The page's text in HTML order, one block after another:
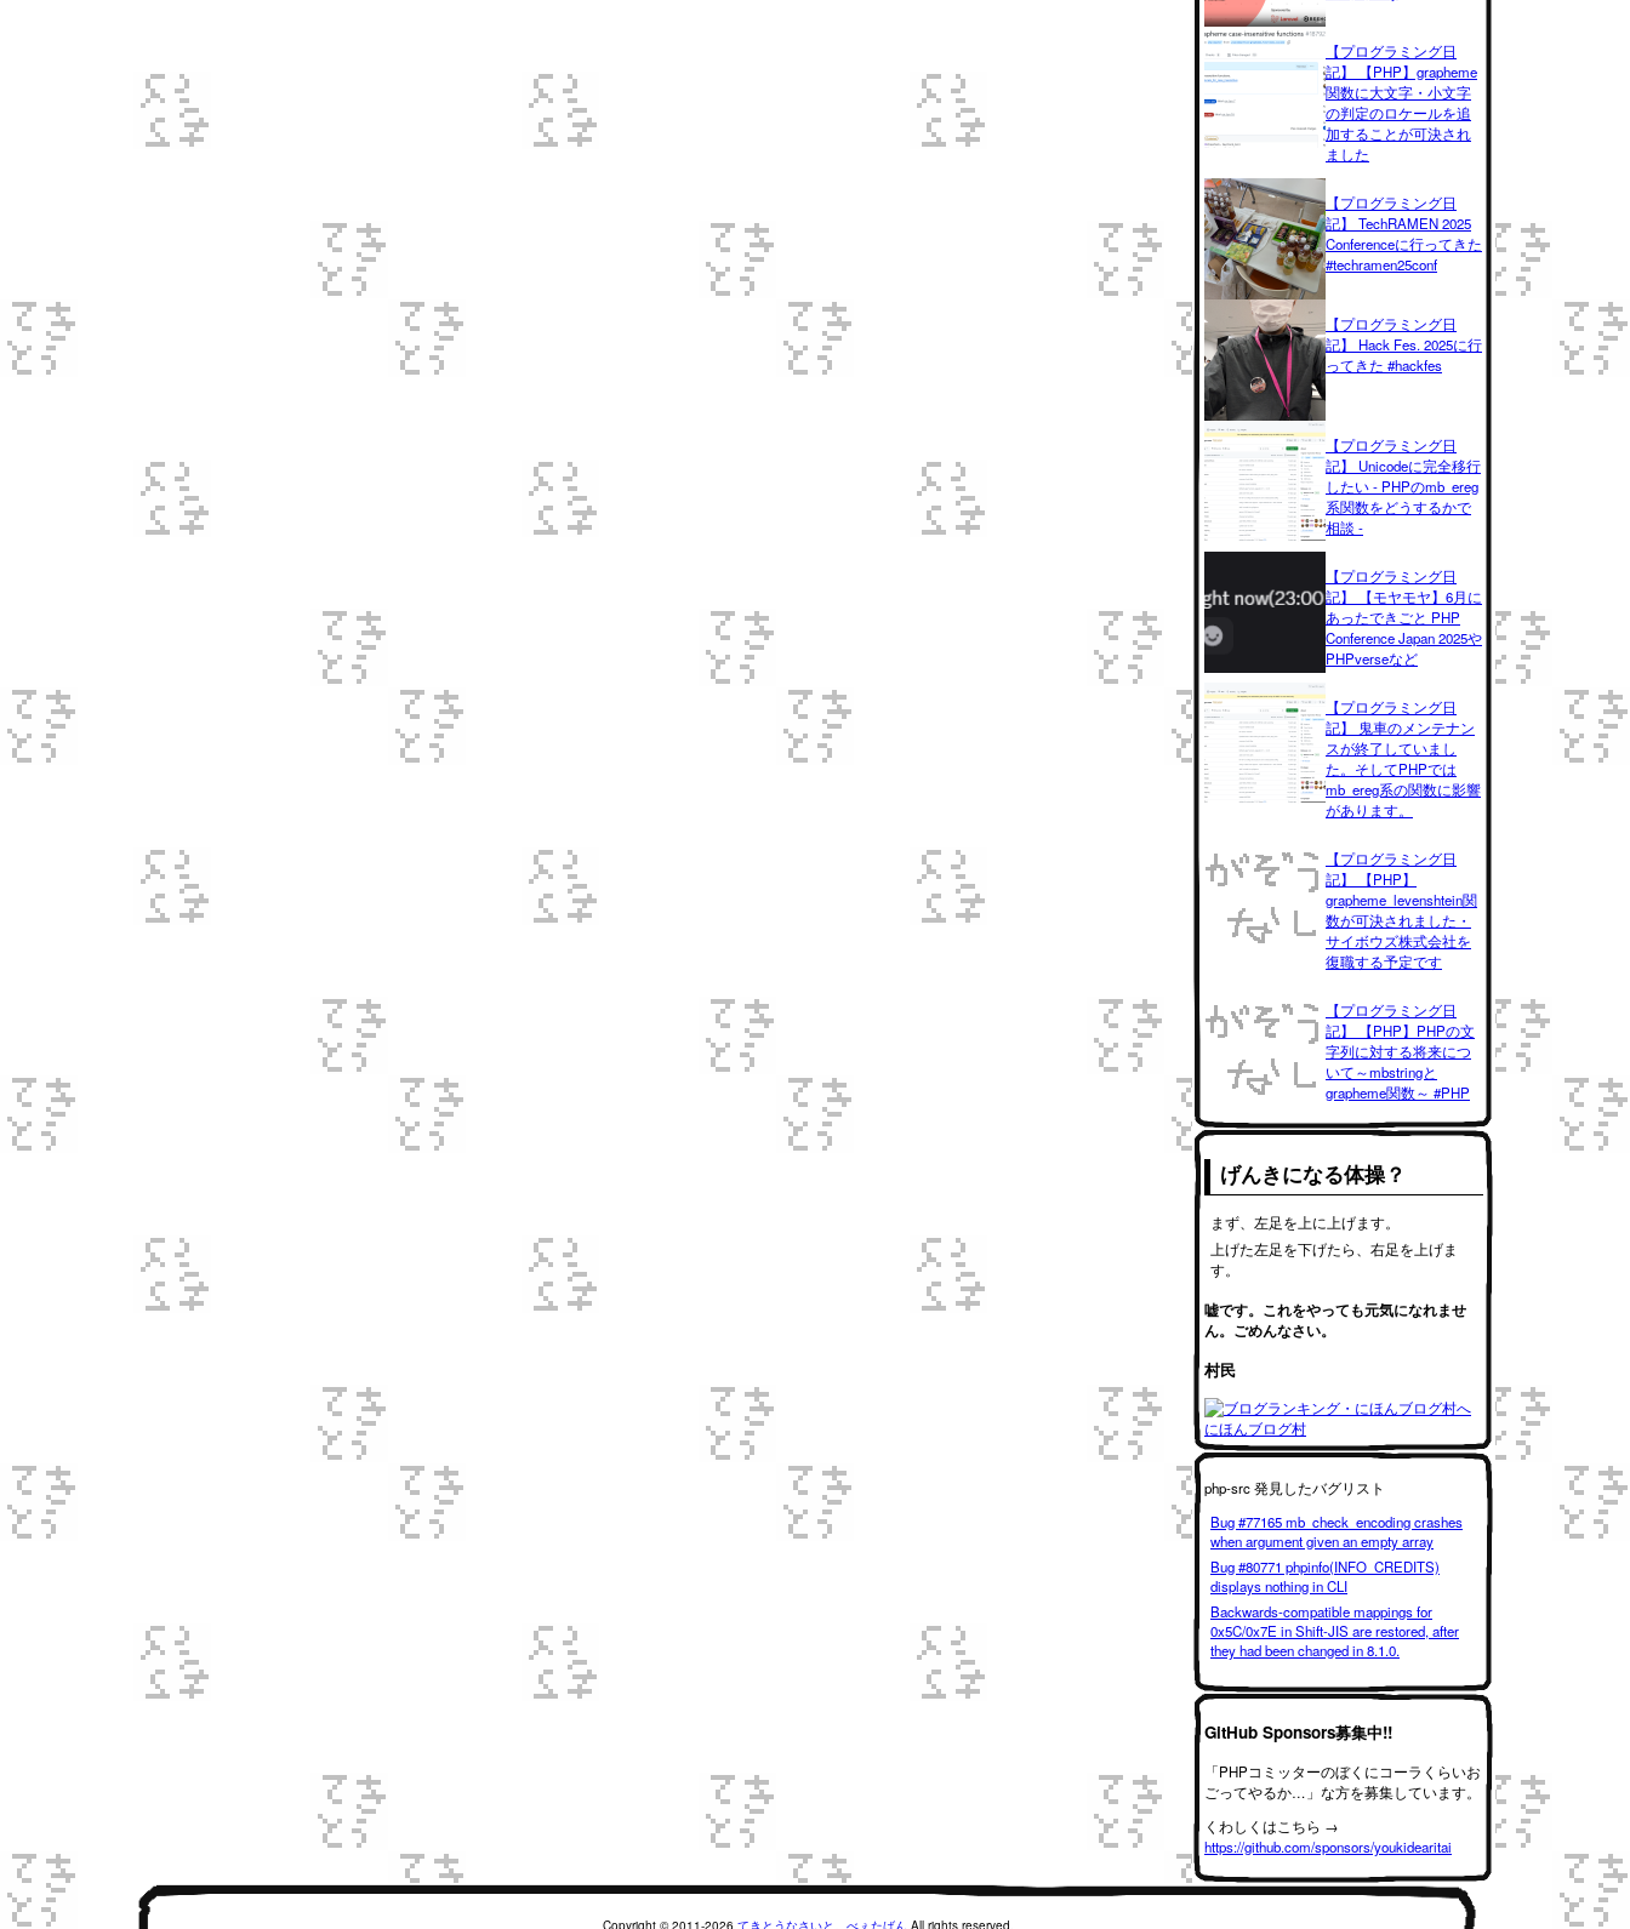
【プログラミング日
記】 【PHP】grapheme
関数に大文字・小文字
の判定のロケールを追
加することが可決され
ました
【プログラミング日
記】 TechRAMEN 2025
Conferenceに行ってきた
#techramen25conf
【プログラミング日
記】 Hack Fes. 2025に行
ってきた #hackfes
【プログラミング日
記】 Unicodeに完全移行
したい - PHPのmb_ereg
系関数をどうするかで
相談 -
【プログラミング日
記】 【モヤモヤ】6月に
あったできごと PHP
Conference Japan 2025や
PHPverseなど
【プログラミング日
記】 鬼車のメンテナン
スが終了していまし
た。そしてPHPでは
mb_ereg系の関数に影響
があります。
【プログラミング日
記】 【PHP】
grapheme_levenshtein関
数が可決されました・
サイボウズ株式会社を
復職する予定です
【プログラミング日
記】 【PHP】PHPの文
字列に対する将来につ
いて～mbstringと
grapheme関数～ #PHP
げんきになる体操？
まず、左足を上に上げます。
上げた左足を下げたら、右足を上げま
す。
嘘です。これをやっても元気になれませ
ん。ごめんなさい。
村民
にほんブログ村
php-src 発見したバグリスト
Bug #77165 mb_check_encoding crashes
when argument given an empty array
Bug #80771 phpinfo(INFO_CREDITS)
displays nothing in CLI
Backwards-compatible mappings for
0x5C/0x7E in Shift-JIS are restored, after
they had been changed in 8.1.0.
GitHub Sponsors募集中!!
「PHPコミッターのぼくにコーラくらいお
ごってやるか…」な方を募集しています。
くわしくはこちら →
https://github.com/sponsors/youkidearitai
Copyright © 2011-2026 てきとうなさいと。べぇたばん All rights reserved.